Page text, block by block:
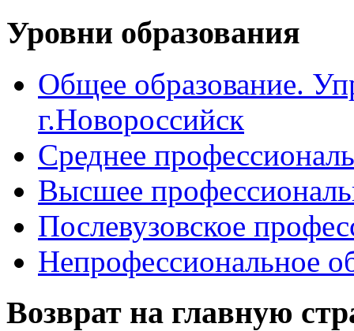
Уровни образования
Общее образование.
г.Новороссийск
Среднее
Высшее
Послевузовское
Непрофессиональное
Возврат на главную